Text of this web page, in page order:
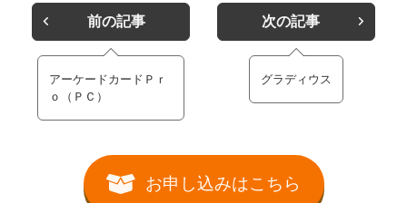
前の記事
アーケードカードＰｒ
ｏ（ＰＣ）
次の記事
グラディウス
お申し込みはこちら